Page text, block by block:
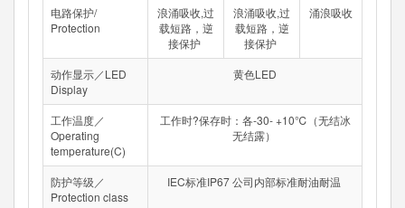
电路保护/
Protection
浪涌吸收,过
载短路，逆
接保护
浪涌吸收,过
载短路，逆
接保护
涌浪吸收
动作显示／LED
Display
黄色LED
工作温度／
Operating
temperature(C)
工作时?保存时：各-30- +10℃（无结冰
无结露）
防护等级／
Protection class
IEC标准IP67 公司内部标准耐油耐温